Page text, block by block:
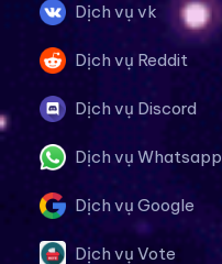
Dịch vụ vk
Dịch vụ Reddit
Dịch vụ Discord
Dịch vụ Whatsapp
Dịch vụ Google
Dịch vụ Vote